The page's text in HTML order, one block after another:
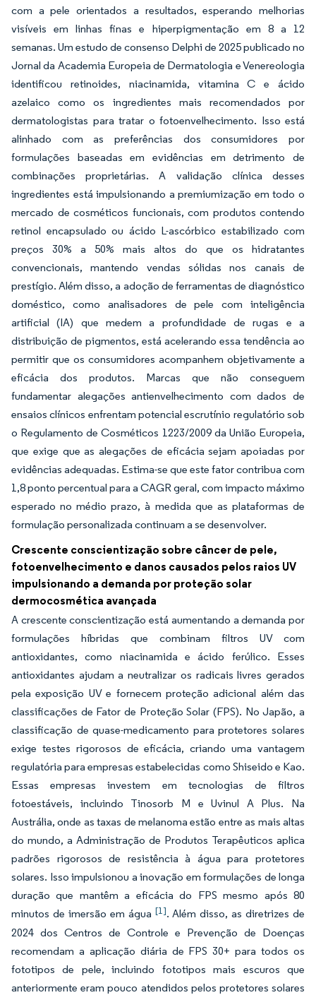
com a pele orientados a resultados, esperando melhorias
visíveis em linhas finas e hiperpigmentação em 8 a 12
semanas. Um estudo de consenso Delphi de 2025 publicado no
Jornal da Academia Europeia de Dermatologia e Venereologia
identificou retinoides, niacinamida, vitamina C e ácido
azelaico como os ingredientes mais recomendados por
dermatologistas para tratar o fotoenvelhecimento. Isso está
alinhado com as preferências dos consumidores por
formulações baseadas em evidências em detrimento de
combinações proprietárias. A validação clínica desses
ingredientes está impulsionando a premiumização em todo o
mercado de cosméticos funcionais, com produtos contendo
retinol encapsulado ou ácido L-ascórbico estabilizado com
preços 30% a 50% mais altos do que os hidratantes
convencionais, mantendo vendas sólidas nos canais de
prestígio. Além disso, a adoção de ferramentas de diagnóstico
doméstico, como analisadores de pele com inteligência
artificial (IA) que medem a profundidade de rugas e a
distribuição de pigmentos, está acelerando essa tendência ao
permitir que os consumidores acompanhem objetivamente a
eficácia dos produtos. Marcas que não conseguem
fundamentar alegações antienvelhecimento com dados de
ensaios clínicos enfrentam potencial escrutínio regulatório sob
o Regulamento de Cosméticos 1223/2009 da União Europeia,
que exige que as alegações de eficácia sejam apoiadas por
evidências adequadas. Estima-se que este fator contribua com
1,8 ponto percentual para a CAGR geral, com impacto máximo
esperado no médio prazo, à medida que as plataformas de
formulação personalizada continuam a se desenvolver.
Crescente conscientização sobre câncer de pele,
fotoenvelhecimento e danos causados pelos raios UV
impulsionando a demanda por proteção solar
dermocosmética avançada
A crescente conscientização está aumentando a demanda por
formulações híbridas que combinam filtros UV com
antioxidantes, como niacinamida e ácido ferúlico. Esses
antioxidantes ajudam a neutralizar os radicais livres gerados
pela exposição UV e fornecem proteção adicional além das
classificações de Fator de Proteção Solar (FPS). No Japão, a
classificação de quase-medicamento para protetores solares
exige testes rigorosos de eficácia, criando uma vantagem
regulatória para empresas estabelecidas como Shiseido e Kao.
Essas empresas investem em tecnologias de filtros
fotoestáveis, incluindo Tinosorb M e Uvinul A Plus. Na
Austrália, onde as taxas de melanoma estão entre as mais altas
do mundo, a Administração de Produtos Terapêuticos aplica
padrões rigorosos de resistência à água para protetores
solares. Isso impulsionou a inovação em formulações de longa
duração que mantêm a eficácia do FPS mesmo após 80
minutos de imersão em água [1]. Além disso, as diretrizes de
2024 dos Centros de Controle e Prevenção de Doenças
recomendam a aplicação diária de FPS 30+ para todos os
fototipos de pele, incluindo fototipos mais escuros que
anteriormente eram pouco atendidos pelos protetores solares